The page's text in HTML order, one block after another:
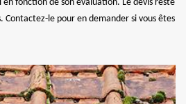
fonction de son évaluation. Le devis reste
Contactez-le pour en demander si vous êtes